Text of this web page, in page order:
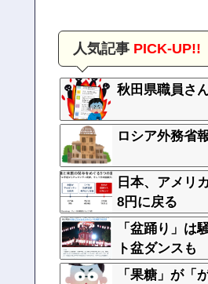
人気記事PICK-UP!!
秋田県職員さ
ロシア外務省
日本、アメリ
8円に戻る
「盆踊り」は
ト盆ダンスも
「果糖」が「